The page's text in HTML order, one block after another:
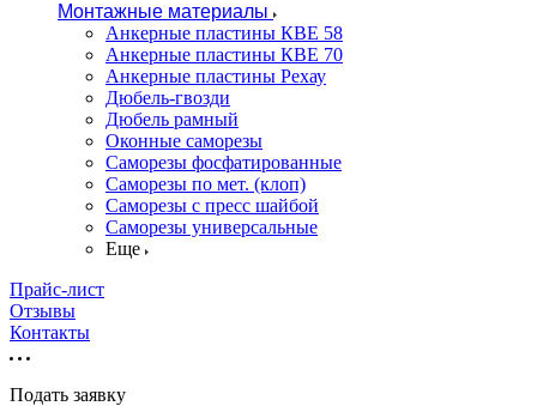
Монтажные материалы
Анкерные пластины КВЕ 58
Анкерные пластины КВЕ 70
Анкерные пластины Рехау
Дюбель-гвозди
Дюбель рамный
Оконные саморезы
Саморезы фосфатированные
Саморезы по мет. (клоп)
Саморезы с пресс шайбой
Саморезы универсальные
Еще
Прайс-лист
Отзывы
Контакты
Подать заявку